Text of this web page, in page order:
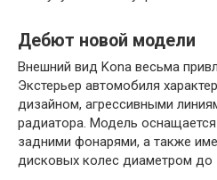
Дебют новой модели
Внешний вид Kona весьма
Экстерьер автомобиля
дизайном, агрессивными
радиатора. Модель
задними фонарями, а также
дисковых колес диаметром